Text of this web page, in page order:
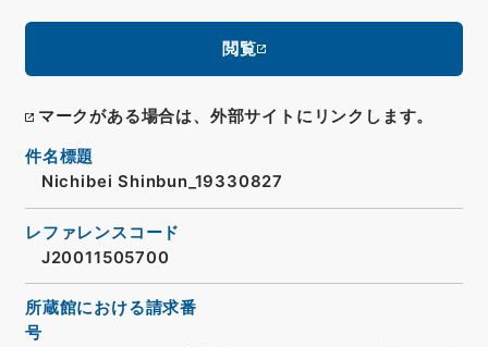
閲覧
マークがある場合は、外部サイトにリンクします。
件名標題
Nichibei Shinbun_19330827
レファレンスコード
J20011505700
所蔵館における請求番
号